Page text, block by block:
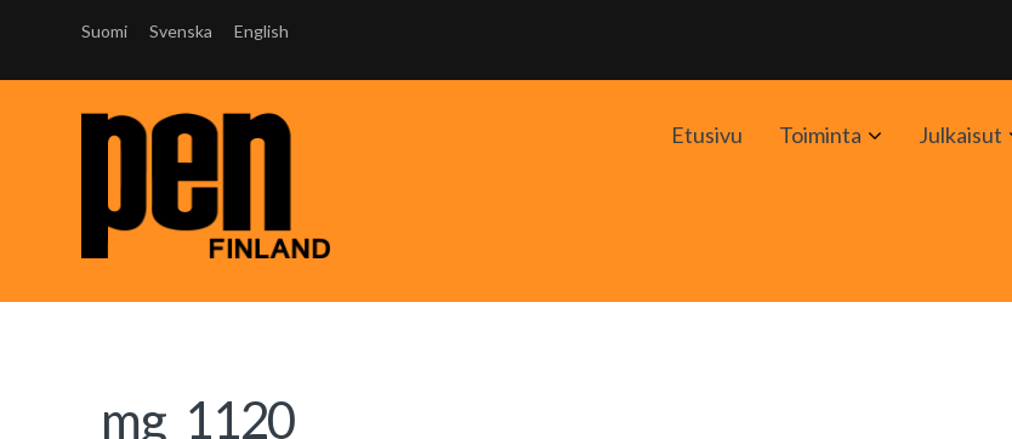
Suomi Svenska English
Etusivu Toiminta AvaaJulkaisut
_mg_1120